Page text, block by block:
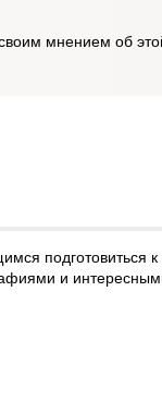
мнением об
подготовиться к
и